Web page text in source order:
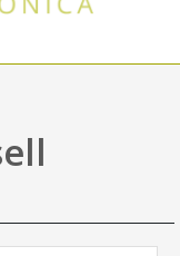
Accés i seguretat
Utilitats
Ajuda